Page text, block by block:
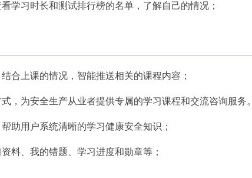
学习时长和测试排行榜的名单，了解自己的情况；
合上课的情况，智能推送相关的课程内容；
，为安全生产从业者提供专属的学习课程和交流咨询服务。
助用户系统清晰的学习健康安全知识；
料、我的错题、学习进度和勋章等；